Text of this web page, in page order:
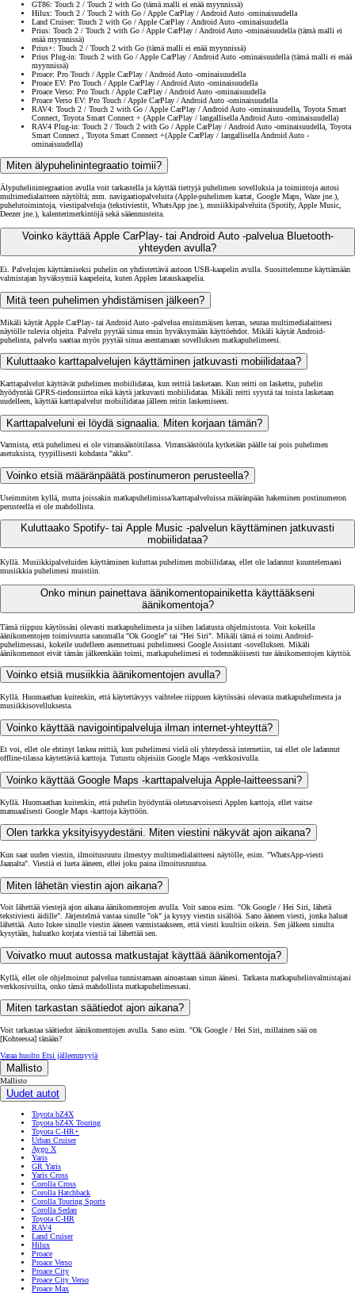
GT86: Touch 2 / Touch 2 with Go (tämä malli ei enää myynnissä)
Hilux: Touch 2 / Touch 2 with Go / Apple CarPlay / Android Auto -ominaisuudella
Land Cruiser: Touch 2 with Go / Apple CarPlay / Android Auto -ominaisuudella
Prius: Touch 2 / Touch 2 with Go / Apple CarPlay / Android Auto -ominaisuudella (tämä malli ei
enää myynnissä)
Prius+: Touch 2 / Touch 2 with Go (tämä malli ei enää myynnissä)
Prius Plug-in: Touch 2 with Go / Apple CarPlay / Android Auto -ominaisuudella (tämä malli ei enää
myynnissä)
Proace: Pro Touch / Apple CarPlay / Android Auto -ominaisuudella
Proace EV: Pro Touch / Apple CarPlay / Android Auto -ominaisuudella
Proace Verso: Pro Touch / Apple CarPlay / Android Auto -ominaisuudella
Proace Verso EV: Pro Touch / Apple CarPlay / Android Auto -ominaisuudella
RAV4: Touch 2 / Touch 2 with Go / Apple CarPlay / Android Auto -ominaisuudella, Toyota Smart
Connect, Toyota Smart Connect + (Apple CarPlay / langallisella Android Auto -ominaisuudella)
RAV4 Plug-in: Touch 2 / Touch 2 with Go / Apple CarPlay / Android Auto -ominaisuudella, Toyota
Smart Connect , Toyota Smart Connect +(Apple CarPlay / langallisella Android Auto -
ominaisuudella)
Miten älypuhelinintegraatio toimii?
Älypuhelinintegraation avulla voit tarkastella ja käyttää tiettyjä puhelimen sovelluksia ja toimintoja autosi
multimedialaitteen näytöltä; mm. navigaatiopalveluita (Apple-puhelimen kartat, Google Maps, Waze jne.),
puhelutoimintoja, viestipalveluja (tekstiviestit, WhatsApp jne.), musiikkipalveluita (Spotify, Apple Music,
Deezer jne.), kalenterimerkintöjä sekä sääennusteita.
Voinko käyttää Apple CarPlay- tai Android Auto -palvelua Bluetooth-
yhteyden avulla?
Ei. Palvelujen käyttämiseksi puhelin on yhdistettävä autoon USB-kaapelin avulla. Suosittelemme käyttämään
valmistajan hyväksymiä kaapeleita, kuten Applen latauskaapelia.
Mitä teen puhelimen yhdistämisen jälkeen?
Mikäli käytät Apple CarPlay- tai Android Auto -palvelua ensimmäisen kerran, seuraa multimedialaitteesi
näytölle tulevia ohjeita. Palvelu pyytää sinua ensin hyväksymään käyttöehdot. Mikäli käytät Android-
puhelinta, palvelu saattaa myös pyytää sinua asentamaan sovelluksen matkapuhelimeesi.
Kuluttaako karttapalvelujen käyttäminen jatkuvasti mobiilidataa?
Karttapalvelut käyttävät puhelimen mobiilidataa, kun reittiä lasketaan. Kun reitti on laskettu, puhelin
hyödyntää GPRS-tiedonsiirtoa eikä käytä jatkuvasti mobiilidataa. Mikäli reitti syystä tai toista lasketaan
uudelleen, käyttää karttapalvelut mobiilidataa jälleen reitin laskemiseen.
Karttapalveluni ei löydä signaalia. Miten korjaan tämän?
Varmista, että puhelimesi ei ole virransäästötilassa. Virransäästötila kytketään päälle tai pois puhelimen
asetuksista, tyypillisesti kohdasta "akku".
Voinko etsiä määränpäätä postinumeron perusteella?
Useimmiten kyllä, mutta joissakin matkapuhelimissa/karttapalveluissa määränpään hakeminen postinumeron
perusteella ei ole mahdollista.
Kuluttaako Spotify- tai Apple Music -palvelun käyttäminen jatkuvasti
mobiilidataa?
Kyllä. Musiikkipalveluiden käyttäminen kuluttaa puhelimen mobiilidataa, ellet ole ladannut kuuntelemaasi
musiikkia puhelimesi muistiin.
Onko minun painettava äänikomentopainiketta käyttääkseni
äänikomentoja?
Tämä riippuu käytössäsi olevasti matkapuhelimesta ja siihen ladatusta ohjelmistosta. Voit kokeilla
äänikomentojen toimivuutta sanomalla "Ok Google" tai "Hei Siri". Mikäli tämä ei toimi Android-
puhelimessasi, kokeile uudelleen asennettuasi puhelimeesi Google Assistant -sovelluksen. Mikäli
äänikomennot eivät tämän jälkeenkään toimi, matkapuhelimesi ei todennäköisesti tue äänikomentojen käyttöä.
Voinko etsiä musiikkia äänikomentojen avulla?
Kyllä. Huomaathan kuitenkin, että käytettävyys vaihtelee riippuen käytössäsi olevasta matkapuhelimesta ja
musiikkisovelluksesta.
Voinko käyttää navigointipalveluja ilman internet-yhteyttä?
Et voi, ellet ole ehtinyt laskea reittiä, kun puhelimesi vielä oli yhteydessä internetiin, tai ellet ole ladannut
offline-tilassa käytettäviä karttoja. Tutustu ohjeisiin Google Maps -verkkosivulla.
Voinko käyttää Google Maps -karttapalveluja Apple-laitteessani?
Kyllä. Huomaathan kuitenkin, että puhelin hyödyntää oletusarvoisesti Applen karttoja, ellet vaitse
manuaalisesti Google Maps -karttoja käyttöön.
Olen tarkka yksityisyydestäni. Miten viestini näkyvät ajon aikana?
Kun saat uuden viestin, ilmoitusruutu ilmestyy multimedialaitteesi näytölle, esim. "WhatsApp-viesti
Jaanalta". Viestiä ei lueta ääneen, ellei joku paina ilmoitusruutua.
Miten lähetän viestin ajon aikana?
Voit lähettää viestejä ajon aikana äänikomentojen avulla. Voit sanoa esim. "Ok Google / Hei Siri, lähetä
tekstiviesti äidille". Järjestelmä vastaa sinulle "ok" ja kysyy viestin sisältöä. Sano ääneen viesti, jonka haluat
lähettää. Auto lukee sinulle viestin ääneen varmistaakseen, että viesti kuultiin oikein. Sen jälkeen sinulta
kysytään, haluatko korjata viestiä tai lähettää sen.
Voivatko muut autossa matkustajat käyttää äänikomentoja?
Kyllä, ellet ole ohjelmoinut palvelua tunnistamaan ainoastaan sinun äänesi. Tarkasta matkapuhelinvalmistajasi
verkkosivuilta, onko tämä mahdollista matkapuhelimessasi.
Miten tarkastan säätiedot ajon aikana?
Voit tarkastaa säätiedot äänikomentojen avulla. Sano esim. "Ok Google / Hei Siri, millainen sää on
[Kohteessa] tänään?
Varaa huolto Etsi jälleenmyyjä
Mallisto
Mallisto
Uudet autot
Toyota bZ4X
Toyota bZ4X Touring
Toyota C-HR+
Urban Cruiser
Aygo X
Yaris
GR Yaris
Yaris Cross
Corolla Cross
Corolla Hatchback
Corolla Touring Sports
Corolla Sedan
Toyota C-HR
RAV4
Land Cruiser
Hilux
Proace
Proace Verso
Proace City
Proace City Verso
Proace Max